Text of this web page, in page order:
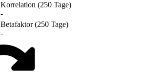
Korrelation (250 Tage)
-
Betafaktor (250 Tage)
-